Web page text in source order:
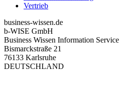
Vertrieb
business-wissen.de
b-WISE GmbH
Business Wissen Information Service
Bismarckstraße 21
76133 Karlsruhe
DEUTSCHLAND